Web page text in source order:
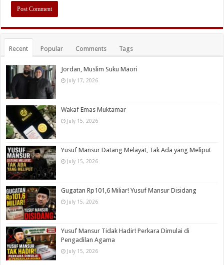
Recent Popular Comments Tags
Jordan, Muslim Suku Maori
July 17, 2026
Wakaf Emas Muktamar
July 15, 2026
Yusuf Mansur Datang Melayat, Tak Ada yang Meliput
July 15, 2026
Gugatan Rp101,6 Miliar! Yusuf Mansur Disidang
July 15, 2026
Yusuf Mansur Tidak Hadir! Perkara Dimulai di
Pengadilan Agama
July 15, 2026